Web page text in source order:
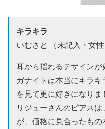
キラキラ
いむさと （未記入・
耳から揺れるデザイン
ガナイトは本当にキラ
を見て更に好きになりま
リジューさんのピアス
が、価格に見合ったも